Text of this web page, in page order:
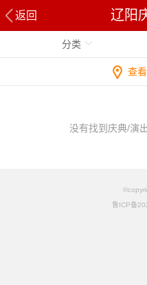
返回 辽阳
分类
查
没有找到庆典/演
鲁ICP备